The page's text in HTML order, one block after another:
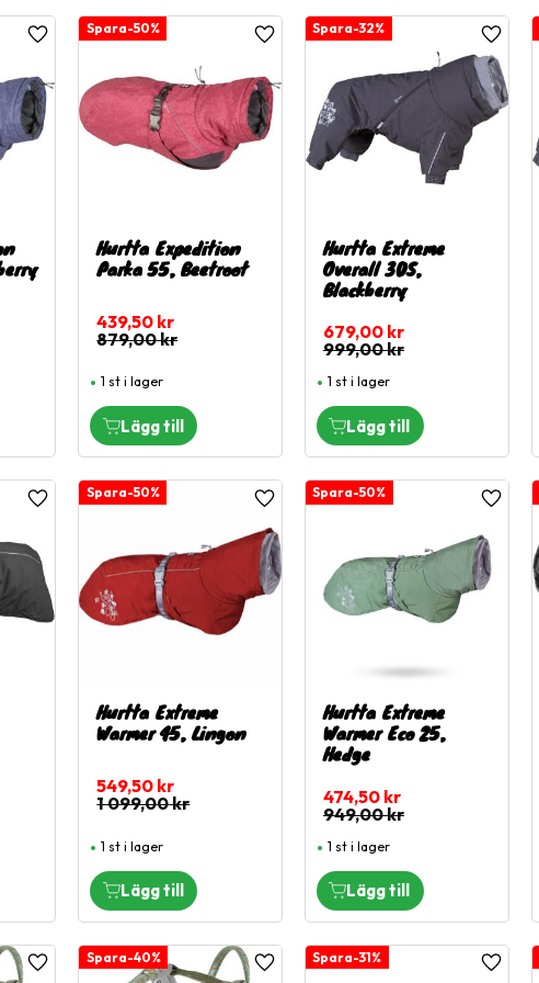
Lägg till i favoriter
Hurtta Expedition
Parka 55, Beetroot
439,50 kr
879,00kr
50%
Lägg till i favoriter
1 st i lager
Hurtta Extreme
Overall 30S,
Blackberry
679,00kr
999,00kr
32%
Lägg
1 st i lager
Lägg till i favoriter
Hurtta Extreme
Warmer 45, Lingon
549,50 kr
1 099,00kr
50%
Lägg till i favoriter
1 st i lager
Hurtta Extreme
Warmer Eco 25,
Hedge
474,50kr
949,00kr
50%
Lägg
1 st i lager
Lägg till i favoriter
40%
Lägg till i favoriter
31%
Lägg